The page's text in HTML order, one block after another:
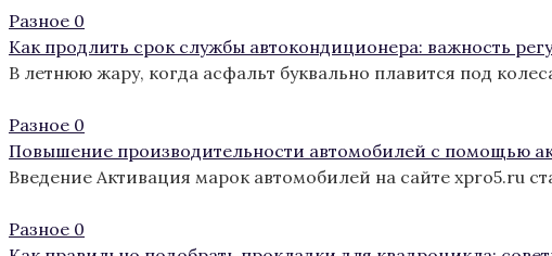
Разное 0
Как продлить срок службы автокондиционера: важность
В летнюю жару, когда асфальт буквально плавится под
Разное 0
Повышение производительности автомобилей с помощью
Введение Активация марок автомобилей на сайте xpro5.ru
Разное 0